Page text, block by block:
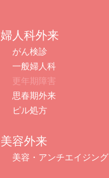
婦人科外来
がん検診
一般婦人科
更年期障害
思春期外来
ピル処方
美容外来
美容・アンチエイジング